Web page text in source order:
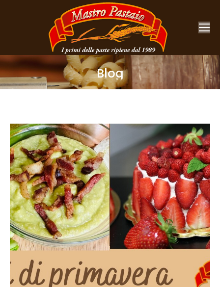
Blog
You are here: